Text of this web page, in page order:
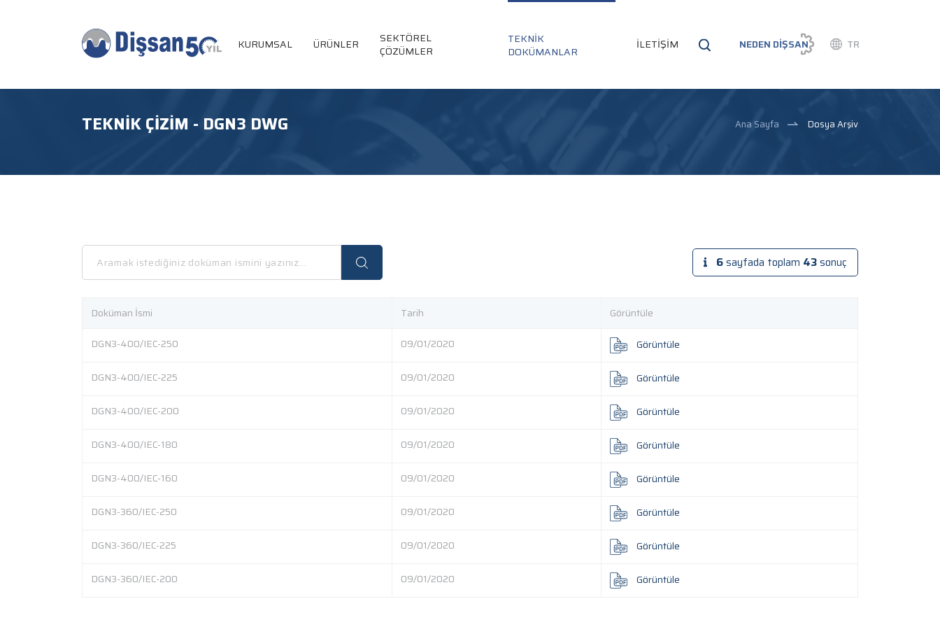
KURUMSAL ÜRÜNLER
SEKTÖREL
ÇÖZÜMLER
TEKNİK
DOKÜMANLAR
İLETİŞİM NEDEN DİŞSAN TR
TEKNIK ÇIZIM - DGN3 DWG Ana Sayfa Dosya Arşiv
6sayfada toplam 43sonuç
Doküman İsmi Tarih
Görüntüle
DGN3-400/IEC-250
09/01/2020 Görüntüle
DGN3-400/IEC-225 09/01/2020 Görüntüle
DGN3-400/IEC-200 09/01/2020 Görüntüle
DGN3-400/IEC-180 09/01/2020 Görüntüle
DGN3-400/IEC-160 09/01/2020 Görüntüle
DGN3-360/IEC-250 09/01/2020 Görüntüle
DGN3-360/IEC-225 09/01/2020 Görüntüle
DGN3-360/IEC-200 09/01/2020 Görüntüle